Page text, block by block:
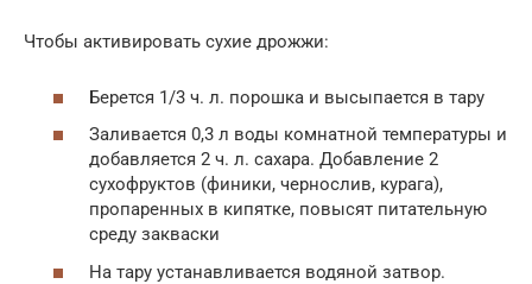
Чтобы активировать сухие дрожжи:
Берется 1/3 ч. л. порошка и высыпается в тару
Заливается 0,3 л воды комнатной температуры и
добавляется 2 ч. л. сахара. Добавление 2
сухофруктов (финики, чернослив, курага),
пропаренных в кипятке, повысят питательную
среду закваски
На тару устанавливается водяной затвор.